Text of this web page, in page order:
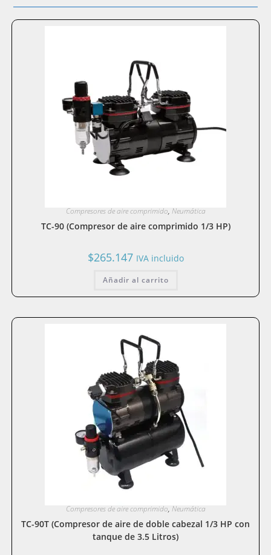
Compresores de aire comprimido, Neumática
TC-90 (Compresor de aire comprimido 1/3 HP)
$265.147 IVA incluido
Añadir al carrito
Compresores de aire comprimido, Neumática
TC-90T (Compresor de aire de doble cabezal 1/3 HP con
tanque de 3.5 Litros)